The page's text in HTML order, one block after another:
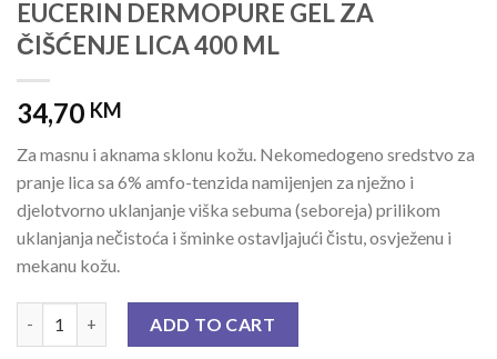
EUCERIN DERMOPURE GEL ZA
ČIŠĆENJE LICA 400 ML
34,70 KM
Za masnu i aknama sklonu kožu. Nekomedogeno sredstvo za
pranje lica sa 6% amfo-tenzida namijenjen za nježno i
djelotvorno uklanjanje viška sebuma (seboreja) prilikom
uklanjanja nečistoća i šminke ostavljajući čistu, osvježenu i
mekanu kožu.
ADD TO CART